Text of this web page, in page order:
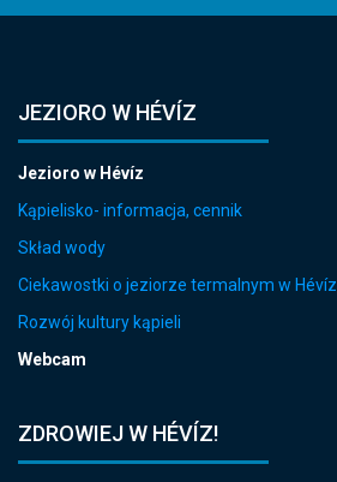
JEZIORO W HÉVÍZ
Jezioro w Hévíz
Kąpielisko- informacja, cennik
Skład wody
Ciekawostki o jeziorze termalnym w Hévíz
Rozwój kultury kąpieli
Webcam
ZDROWIEJ W HÉVÍZ!